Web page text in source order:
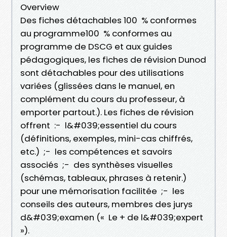
Overview
Des fiches détachables 100 % conformes
au programme100 % conformes au
programme de DSCG et aux guides
pédagogiques, les fiches de révision Dunod
sont détachables pour des utilisations
variées (glissées dans le manuel, en
complément du cours du professeur, à
emporter partout.). Les fiches de révision
offrent :- l&#039;essentiel du cours
(définitions, exemples, mini-cas chiffrés,
etc.) ;- les compétences et savoirs
associés ;- des synthèses visuelles
(schémas, tableaux, phrases à retenir.)
pour une mémorisation facilitée ;- les
conseils des auteurs, membres des jurys
d&#039;examen (« Le + de l&#039;expert
»).